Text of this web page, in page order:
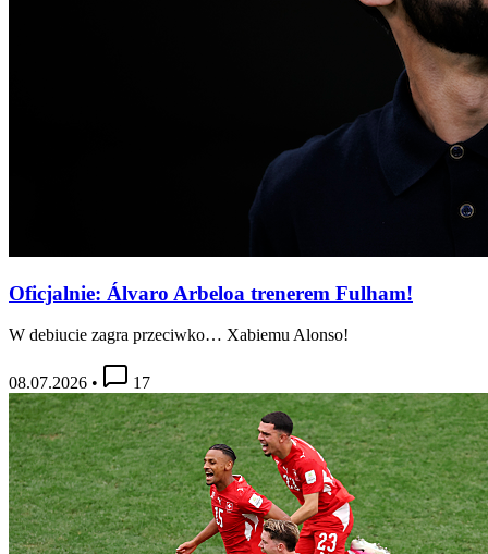
Oficjalnie: Álvaro Arbeloa trenerem Fulham!
W debiucie zagra przeciwko… Xabiemu Alonso!
08.07.2026 • 17